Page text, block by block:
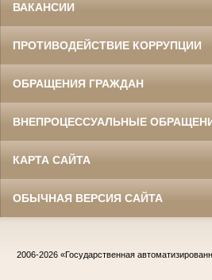
ВАКАНСИИ
ПРОТИВОДЕЙСТВИЕ КОРРУПЦИИ
ОБРАЩЕНИЯ ГРАЖДАН
ВНЕПРОЦЕССУАЛЬНЫЕ
КАРТА САЙТА
ОБЫЧНАЯ ВЕРСИЯ САЙТА
2006-2026 «Государственная